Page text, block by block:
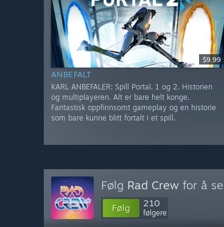
$9.99
ANBEFALT
KARL ANBEFALER: Spill Portal. 1 og 2. Historien
og multiplayeren. Alt er bare helt konge.
Fantastisk oppfinnsomt gameplay og en historie
som bare kunne blitt fortalt i et spill.
Følg Rad Crew for å
Følg 210
følgere